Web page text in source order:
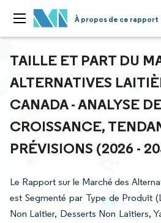
À propos de ce rapport
TAILLE ET PART DU
ALTERNATIVES
CANADA - ANALYSE
CROISSANCE,
PRÉVISIONS (2026 -
Le Rapport sur le Marché des
est Segmenté par Type de Produit
Non Laitier, Desserts Non Laitiers,